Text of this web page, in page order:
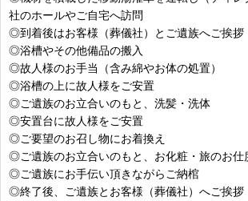
社のホールやご自宅へ訪問
◎到着後はお客様（葬儀社）とご遺族へご挨拶
◎浴槽やその他備品の搬入
◎故人様のお手当（含み綿やお体の処置）
◎浴槽の上に故人様をご安置
◎ご遺族のお立合いのもと、洗髪・洗体
◎安置台に故人様をご安置
◎ご要望のお召し物にお着換え
◎ご遺族のお立合いのもと、お化粧・旅のお仕
◎ご遺族にお手伝い頂きながらご納棺
◎終了後、ご遺族とお客様（葬儀社）へご挨拶